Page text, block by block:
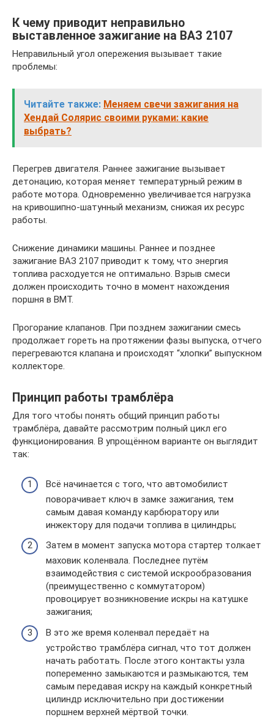
К чему приводит неправильно
выставленное зажигание на ВАЗ 2107
Неправильный угол опережения вызывает такие
проблемы:
Читайте также: Меняем свечи зажигания на
Хендай Солярис своими руками: какие
выбрать?
Перегрев двигателя. Раннее зажигание вызывает
детонацию, которая меняет температурный режим в
работе мотора. Одновременно увеличивается нагрузка
на кривошипно-шатунный механизм, снижая их ресурс
работы.
Снижение динамики машины. Раннее и позднее
зажигание ВАЗ 2107 приводит к тому, что энергия
топлива расходуется не оптимально. Взрыв смеси
должен происходить точно в момент нахождения
поршня в ВМТ.
Прогорание клапанов. При позднем зажигании смесь
продолжает гореть на протяжении фазы выпуска, отчего
перегреваются клапана и происходят “хлопки” выпускном
коллекторе.
Принцип работы трамблёра
Для того чтобы понять общий принцип работы
трамблёра, давайте рассмотрим полный цикл его
функционирования. В упрощённом варианте он выглядит
так:
Всё начинается с того, что автомобилист
поворачивает ключ в замке зажигания, тем
самым давая команду карбюратору или
инжектору для подачи топлива в цилиндры;
Затем в момент запуска мотора стартер толкает
маховик коленвала. Последнее путём
взаимодействия с системой искрообразования
(преимущественно с коммутатором)
провоцирует возникновение искры на катушке
зажигания;
В это же время коленвал передаёт на
устройство трамблёра сигнал, что тот должен
начать работать. После этого контакты узла
попеременно замыкаются и размыкаются, тем
самым передавая искру на каждый конкретный
цилиндр исключительно при достижении
поршнем верхней мёртвой точки.